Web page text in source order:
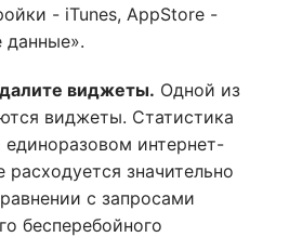
- iTunes, AppStore -
виджеты. Одной из
виджеты. Статистика
единоразовом интернет-
расходуется значительно
с запросами
бесперебойного